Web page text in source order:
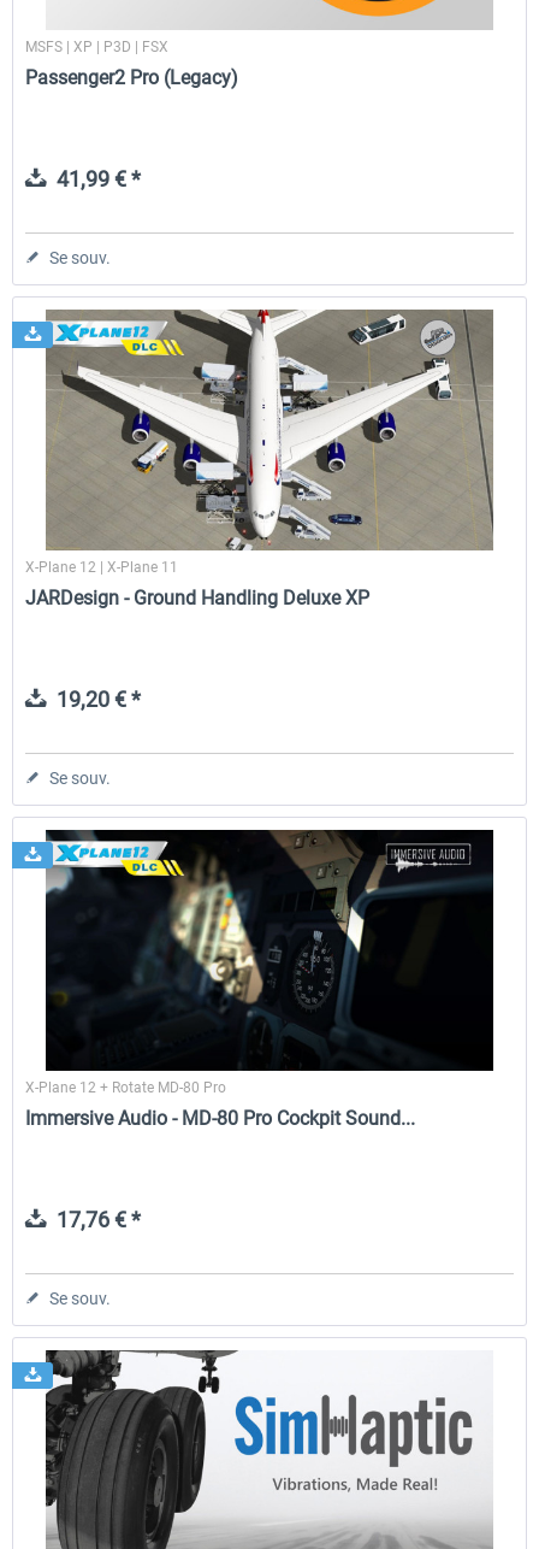
MSFS | XP | P3D | FSX
Passenger2 Pro (Legacy)
41,99 € *
Se souv.
X-Plane 12 | X-Plane 11
JARDesign - Ground Handling Deluxe XP
19,20 € *
Se souv.
X-Plane 12 + Rotate MD-80 Pro
Immersive Audio - MD-80 Pro Cockpit Sound...
17,76 € *
Se souv.